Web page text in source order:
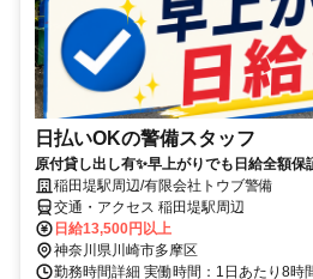
日払いOKの警備スタッフ
原付貸し出し有✨早上がりでも日給全額
稲田堤駅周辺/有限会社トウブ警備
交通・アクセス 稲田堤駅周辺
日給13,500円以上
神奈川県川崎市多摩区
勤務時間詳細 実働時間：1日あたり8時